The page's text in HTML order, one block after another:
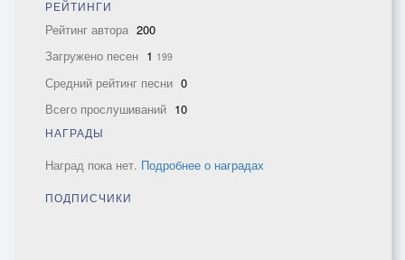
РЕЙТИНГИ
Рейтинг автора 200
Загружено песен 1 199
Средний рейтинг песни 0
Всего прослушиваний 10
НАГРАДЫ
Наград пока нет. Подробнее о наградах
ПОДПИСЧИКИ